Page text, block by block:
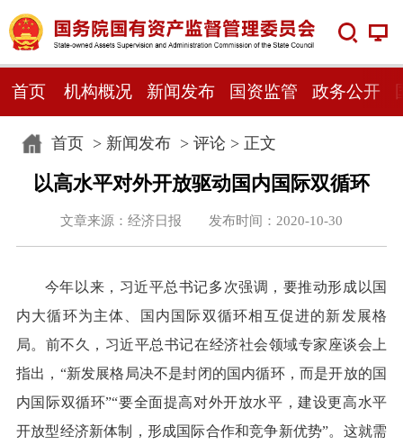
首页 机构概况 新闻发布 国资监管 政务公开
首页> 新闻发布> 评论 > 正文
以高水平对外开放驱动国内国际双循环
文章来源：经济日报 发布时间：2020-10-30
今年以来，习近平总书记多次强调，要推动形成以国
内大循环为主体、国内国际双循环相互促进的新发展格
局。前不久，习近平总书记在经济社会领域专家座谈会上
指出，“新发展格局决不是封闭的国内循环，而是开放的国
内国际双循环”“要全面提高对外开放水平，建设更高水平
开放型经济新体制，形成国际合作和竞争新优势”。这就需